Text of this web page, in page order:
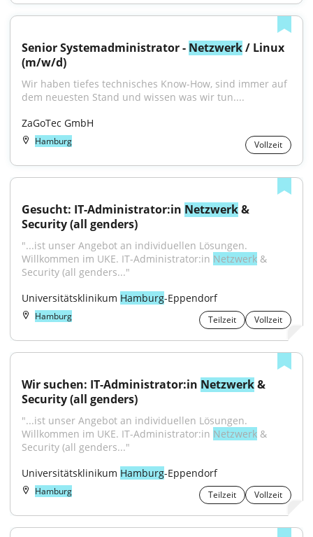
Senior Systemadministrator - Netzwerk / Linux
(m/w/d)
Wir haben tiefes technisches Know-How, sind immer auf
dem neuesten Stand und wissen was wir tun....
ZaGoTec GmbH
Hamburg Vollzeit
Gesucht: IT-Administrator:in Netzwerk &
Security (all genders)
"...ist unser Angebot an individuellen Lösungen.
Willkommen im UKE. IT-Administrator:in Netzwerk &
Security (all genders..."
Universitätsklinikum Hamburg-Eppendorf
Hamburg Teilzeit Vollzeit
Wir suchen: IT-Administrator:in Netzwerk &
Security (all genders)
"...ist unser Angebot an individuellen Lösungen.
Willkommen im UKE. IT-Administrator:in Netzwerk &
Security (all genders..."
Universitätsklinikum Hamburg-Eppendorf
Hamburg Teilzeit Vollzeit